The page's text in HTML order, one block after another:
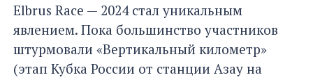
Elbrus Race — 2024 стал уникальным
явлением. Пока большинство участников
штурмовали «Вертикальный километр»
(этап Кубка России от станции Азау на